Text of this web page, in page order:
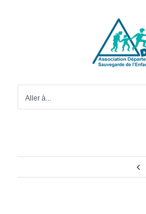
Aller à...